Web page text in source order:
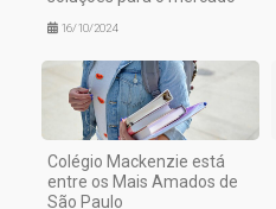
16/10/2024
Colégio Mackenzie está
entre os Mais Amados de
São Paulo